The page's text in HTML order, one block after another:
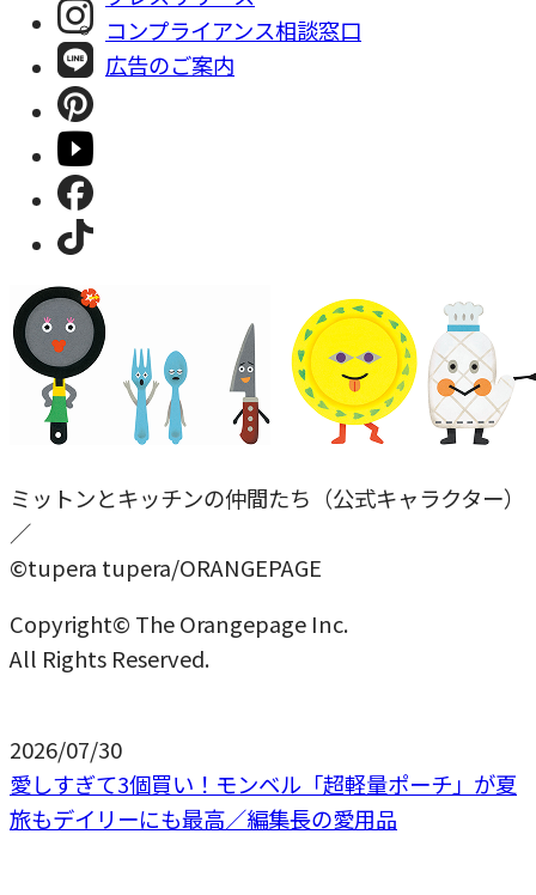
コンプライアンス相談窓⼝
広告のご案内
ミットンとキッチンの仲間たち（公式キャラクター）
／
©tupera tupera/ORANGEPAGE
Copyright© The Orangepage Inc.
All Rights Reserved.
2026/07/30
愛しすぎて3個買い！モンベル「超軽量ポーチ」が夏
旅もデイリーにも最高／編集長の愛用品